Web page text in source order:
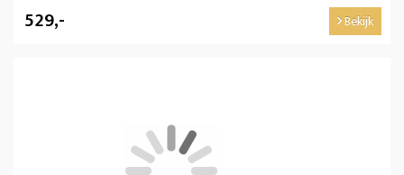
529,- Bekijk